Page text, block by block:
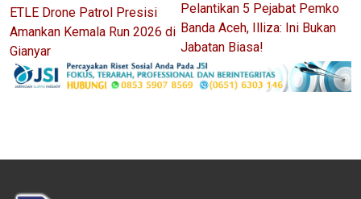
ETLE Drone Patrol Presisi
Amankan Kemala Run 2026 di
Gianyar
Pelantikan 5 Pejabat Pemko
Banda Aceh, Illiza: Ini Bukan
Jabatan Biasa!